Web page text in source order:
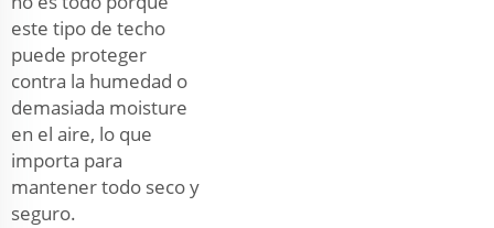
este tipo de techo
puede proteger
contra la humedad o
demasiada moisture
en el aire, lo que
importa para
mantener todo seco y
seguro.